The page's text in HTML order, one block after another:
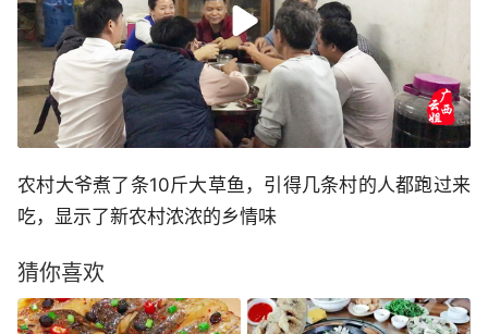
农村大爷煮了条10斤大草鱼，引得几条村的人都跑过来
吃，显示了新农村浓浓的乡情味
猜你喜欢